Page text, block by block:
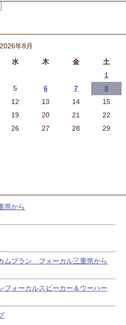
2026年8月
水 木 金 土
1
5 6 7
8
12 13 14
15
19 20 21
22
26 27 28
29
県から
ムプラン フォーカル三重県から
フォーカルスピーカー＆ウーハー